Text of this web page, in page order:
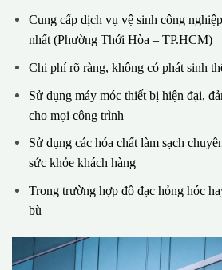
Cung cấp dịch vụ vệ sinh công
nhất (Phường Thới Hòa – TP.HCM)
Chi phí rõ ràng, không có phát sinh
Sử dụng máy móc thiết bị hiện đại,
cho mọi công trình
Sử dụng các hóa chất làm sạch
sức khỏe khách hàng
Trong trường hợp đồ đạc hỏng hóc
bù